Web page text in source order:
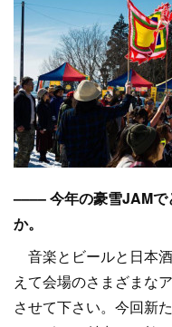
–––– 今年の豪雪JAM
か。
音楽とビールと日本
えて会場のさまざまな
させて下さい。今回新